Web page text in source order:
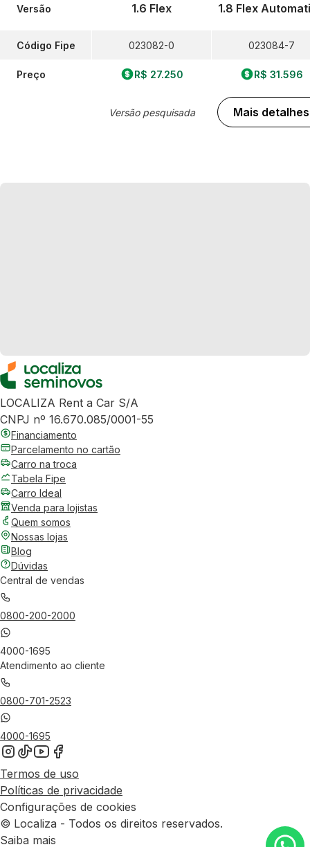
Versão
Código Fipe
Preço
1.6 Flex
023082-0
R$ 27.250
Versão pesquisada
1.8 Flex
023084-7
R$ 31.596
Mais detalhes
LOCALIZA Rent a Car S/A
CNPJ nº 16.670.085/0001-55
Financiamento
Parcelamento no cartão
Carro na troca
Tabela Fipe
Carro Ideal
Venda para lojistas
Quem somos
Nossas lojas
Blog
Dúvidas
Central de vendas
0800-200-2000
4000-1695
Atendimento ao cliente
0800-701-2523
4000-1695
Termos de uso
Políticas de privacidade
Configurações de cookies
© Localiza - Todos os direitos reservados.
Saiba mais